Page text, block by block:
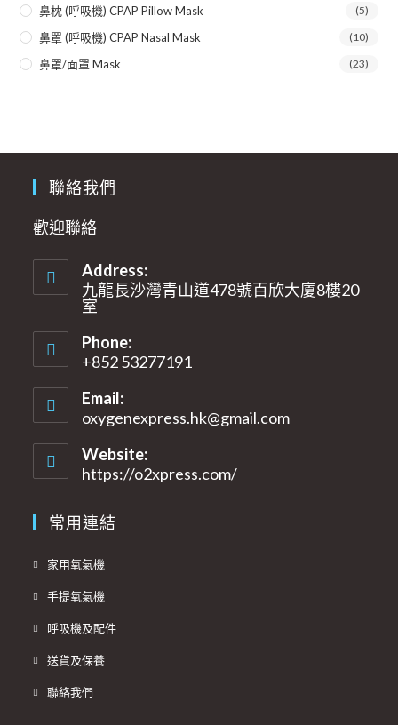
鼻枕 (呼吸機) CPAP Pillow Mask (5)
鼻罩 (呼吸機) CPAP Nasal Mask (10)
鼻罩/面罩 Mask (23)
聯絡我們
歡迎聯絡
Address:
九龍長沙灣青山道478號百欣大廈8樓20
室​
Phone:
+852 53277191
Email:
oxygenexpress.hk@gmail.comOpens
Website:
https://o2xpress.com/
常用連結
家用氧氣機
a
new
手提氧氣機
a
new
呼吸機及配件
送貨及保養
聯絡我們